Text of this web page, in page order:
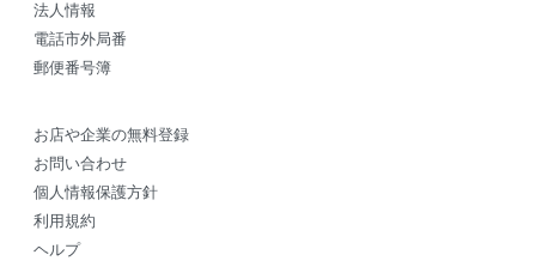
法人情報
電話市外局番
郵便番号簿
お店や企業の無料登録
お問い合わせ
個人情報保護方針
利用規約
ヘルプ